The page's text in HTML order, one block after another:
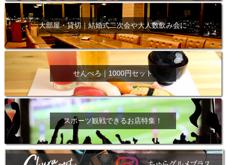
大部屋・貸切｜結婚式二次会や大人数飲み会に
せんべろ｜1000円セット
スポーツ観戦できるお店特集！